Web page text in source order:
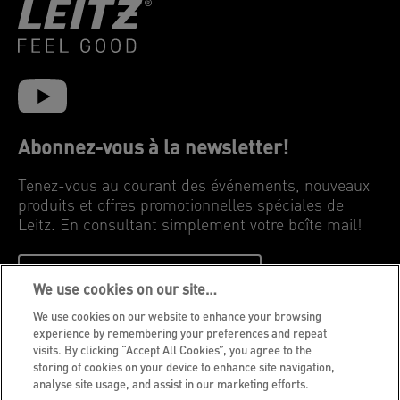
Abonnez-vous à la newsletter!
Tenez-vous au courant des événements, nouveaux
produits et offres promotionnelles spéciales de
Leitz. En consultant simplement votre boîte mail!
Avis de confidentialité
Cookies
Avis légal
We use cookies on our site…
We use cookies on our website to enhance your browsing
experience by remembering your preferences and repeat
visits. By clicking “Accept All Cookies”, you agree to the
storing of cookies on your device to enhance site navigation,
analyse site usage, and assist in our marketing efforts.